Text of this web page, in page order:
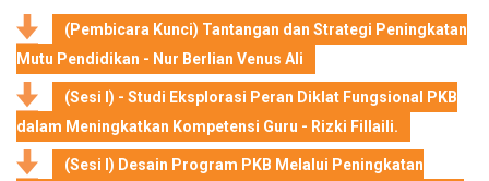
(Pembicara Kunci) Tantangan dan Strategi Peningkatan
Mutu Pendidikan - Nur Berlian Venus Ali
(Sesi I) - Studi Eksplorasi Peran Diklat Fungsional PKB
dalam Meningkatkan Kompetensi Guru - Rizki Fillaili.
(Sesi I) Desain Program PKB Melalui Peningkatan